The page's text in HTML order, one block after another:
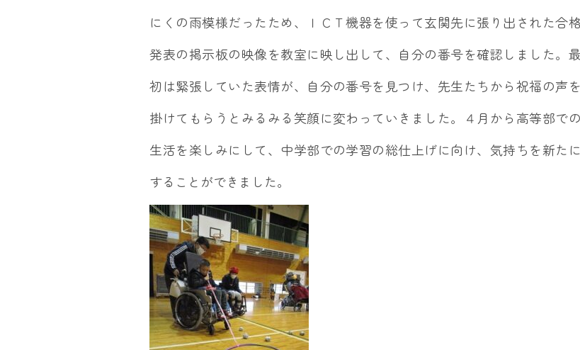
にくの雨模様だったため、ＩＣＴ機器を使って玄関先に張り出された合
発表の掲示板の映像を教室に映し出して、自分の番号を確認しました。最
初は緊張していた表情が、自分の番号を見つけ、先生たちから祝福の声を
掛けてもらうとみるみる笑顔に変わっていきました。４月から高等部での
生活を楽しみにして、中学部での学習の総仕上げに向け、気持ちを新たに
することができました。